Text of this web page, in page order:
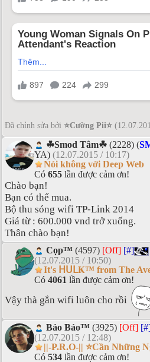
Đã chỉnh sửa bởi ⭐Cường Pii⭐
☘Smod Tâm☘ (2228) (
YA) (12.07.2015 / 10:17)
Nói không với Deep Web
Có 655 lần được cảm ơn!
Chào bạn!
Bạn có thể mua.
Bộ thu sóng wifi TP-Link 2014
Giá từ : 600.000 vnd trở xuống.
Thân chào bạn!
Cọp™ (4597) [Off] [#]
(12.07.2015 / 10:50)
It's ᕼᑌᒪҜ™ from The
Có 4061 lần được cảm ơn!
Vậy thà gắn wifi luôn cho rồi
Bảo Bảo™ (3925) [Off]
(12.07.2015 / 12:48)
||-P.R.O-|| ⭐Cần Những
Có 534 lần được cảm ơn!